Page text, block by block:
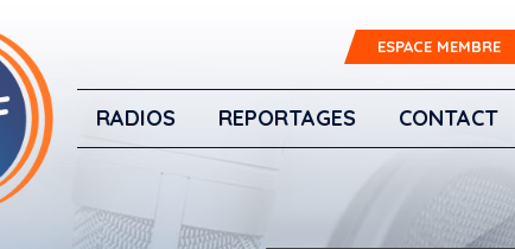
ESPACE MEMBRE
RADIOS REPORTAGES CONTACT